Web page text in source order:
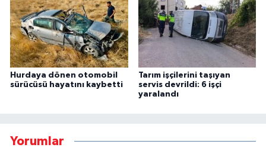
Hurdaya dönen otomobil
sürücüsü hayatını kaybetti
Tarım işçilerini taşıyan
servis devrildi: 6 işçi
yaralandı
Yorumlar